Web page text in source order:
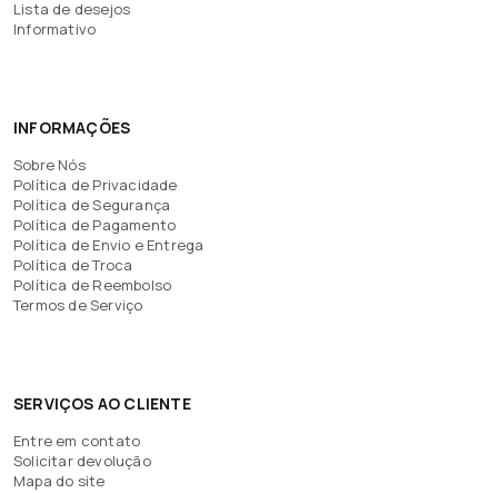
Lista de desejos
Informativo
INFORMAÇÕES
Sobre Nós
Política de Privacidade
Política de Segurança
Política de Pagamento
Política de Envio e Entrega
Política de Troca
Política de Reembolso
Termos de Serviço
SERVIÇOS AO CLIENTE
Entre em contato
Solicitar devolução
Mapa do site